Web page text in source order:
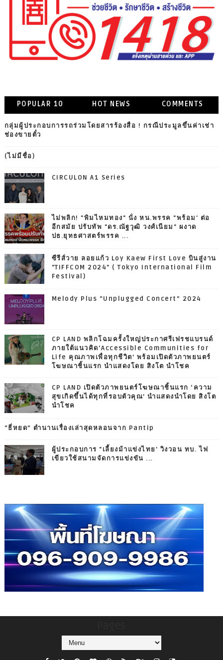
POPULAR 10 HOT NEWS COMMENTS
กลุ่มผู้ประกอบการรถร่วมโดยสารร้องสื่อ ! กรณีประมูลขึ้นค่าเช่า
ช่องขายตั๋ว
(ไม่มีชื่อ)
CIRCULON A1 Series
ไม่พลิก! "พิมไหมทอง" นั่ง หน.พรรค "พร้อม' ต่อ
อีกสมัย ปรับทัพ "ดร.ณัฐวุฒิ วงศ์เนียม" ผงาด
ปธ.ยุทธศาสตร์พรรค ...
ซีรีส์วาย ลอยแก้ว Loy Kaew First Love บินสู่งาน
"TIFFCOM 2024" ( Tokyo International Film
Festival)
Melody Plus “Unplugged Concert” 2024
CP LAND พลิกโฉมครั้งใหญ่ประกาศรีเฟรชแบรนด์
ภายใต้แนวคิด‘Accessible Communities for
Life คุณภาพเพื่อทุกชีวิต’ พร้อมเปิดตัวภาพยนตร์
โฆษณาชิ้นแรก นำแสดงโดย สิงโต นำโชค
CP LAND เปิดตัวภาพยนตร์โฆษณาชิ้นแรก ‘ความ
สุขเกิดขึ้นได้ทุกที่รอบตัวคุณ’ นำแสดงนำโดย สิงโต
นำโชค
“ธี่หยด” ตำนานเรื่องเล่าสุดหลอนจาก Pantip
ผู้ประกอบการ "เลี้ยงม้าแข่งไทย' วิงวอน ทบ. ไฟ
เขียวใช้สนามจัดการแข่งขัน ...